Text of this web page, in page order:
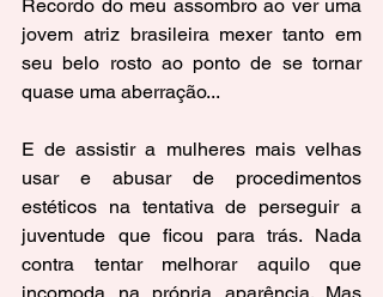
Recordo do meu assombro ao ver uma
jovem atriz brasileira mexer tanto em
seu belo rosto ao ponto de se tornar
quase uma aberração...
E de assistir a mulheres mais velhas
usar e abusar de procedimentos
estéticos na tentativa de perseguir a
juventude que ficou para trás. Nada
contra tentar melhorar aquilo que